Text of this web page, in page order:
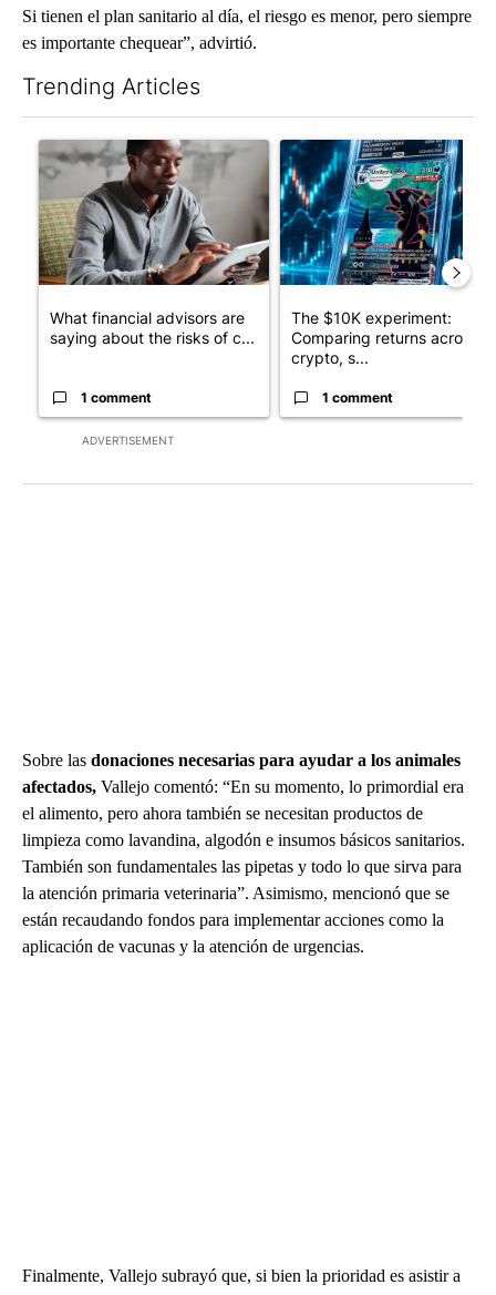
Si tienen el plan sanitario al día, el riesgo es menor, pero siempre
es importante chequear”, advirtió.
Trending Articles
ADVERTISEMENT
A trending article titled "What financial advisors are saying
What financial advisors are
saying about the risks of c...
1 comment
A trending article titled
The $10K experiment:
Comparing returns across
crypto, s...
1 comment
Sobre las donaciones necesarias para ayudar a los animales
afectados, Vallejo comentó: “En su momento, lo primordial era
el alimento, pero ahora también se necesitan productos de
limpieza como lavandina, algodón e insumos básicos sanitarios.
También son fundamentales las pipetas y todo lo que sirva para
la atención primaria veterinaria”. Asimismo, mencionó que se
están recaudando fondos para implementar acciones como la
aplicación de vacunas y la atención de urgencias.
Finalmente, Vallejo subrayó que, si bien la prioridad es asistir a